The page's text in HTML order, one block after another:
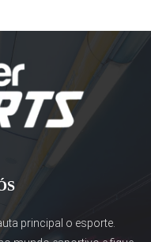
principal o esporte.